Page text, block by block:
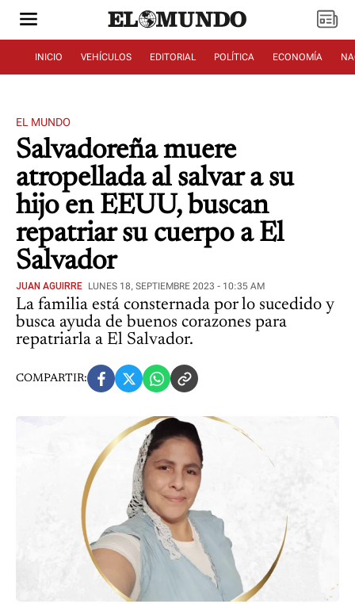
INICIO VEHÍCULOS EDITORIAL POLÍTICA ECONOMÍA
EL MUNDO
Salvadoreña muere
atropellada al salvar a su
hijo en EEUU, buscan
repatriar su cuerpo a El
Salvador
JUAN AGUIRRE LUNES 18, SEPTIEMBRE 2023 - 10:35 AM
La familia está consternada por lo sucedido y
busca ayuda de buenos corazones para
repatriarla a El Salvador.
COMPARTIR: